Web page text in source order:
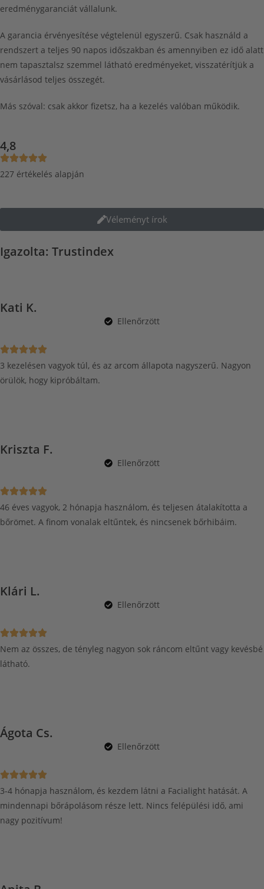
eredménygaranciát vállalunk.
A garancia érvényesítése végtelenül egyszerű. Csak használd a
rendszert a teljes 90 napos időszakban és amennyiben ez idő alatt
nem tapasztalsz szemmel látható eredményeket, visszatérítjük a
vásárlásod teljes összegét.
Más szóval: csak akkor fizetsz, ha a kezelés valóban működik.
4,8
227 értékelés alapján
Véleményt írok
Igazolta: Trustindex
Kati K.
Ellenőrzött
3 kezelésen vagyok túl, és az arcom állapota nagyszerű. Nagyon
örülök, hogy kipróbáltam.
Kriszta F.
Ellenőrzött
46 éves vagyok, 2 hónapja használom, és teljesen átalakította a
bőrömet. A finom vonalak eltűntek, és nincsenek bőrhibáim.
Klári L.
Ellenőrzött
Nem az összes, de tényleg nagyon sok ráncom eltűnt vagy kevésbé
látható.
Ágota Cs.
Ellenőrzött
3-4 hónapja használom, és kezdem látni a Facialight hatását. A
mindennapi bőrápolásom része lett. Nincs felépülési idő, ami
nagy pozitívum!